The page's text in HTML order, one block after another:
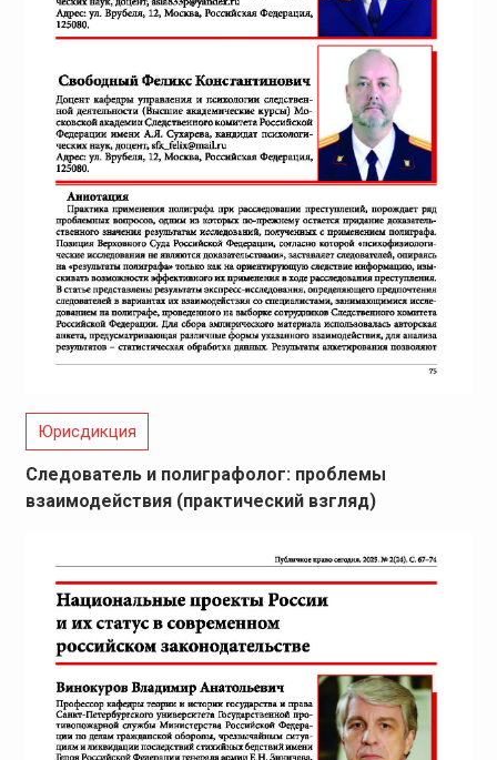
Юрисдикция
Следователь и полиграфолог: проблемы
взаимодействия (практический взгляд)